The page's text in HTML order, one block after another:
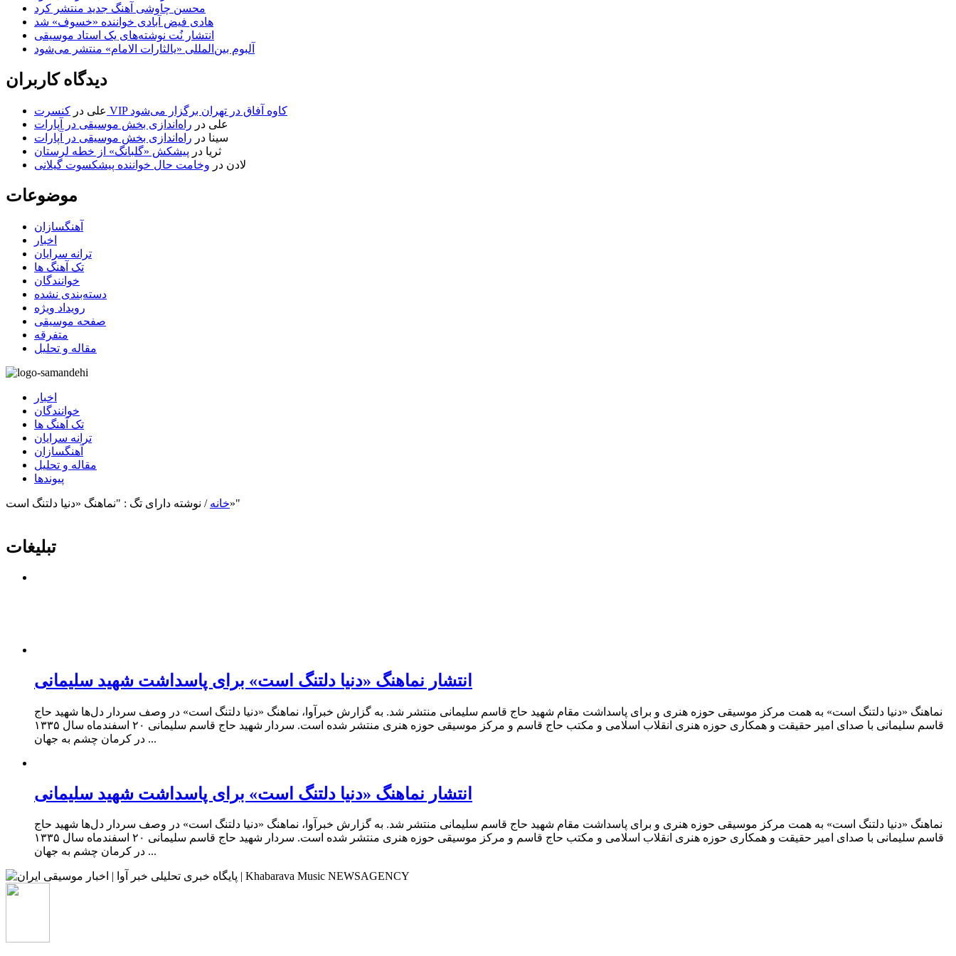
محسن چاوشی آهنگ جدید منتشر کرد
هادی فیض آبادی خواننده «خسوف» شد
انتشار نُت نوشته‌های یک استاد موسیقی
آلبوم بین‌المللی «یالثارات الامام» منتشر می‌شود
دیدگاه کاربران
علی در
کنسرت VIP کاوه آفاق در تهران برگزار می‌شود
علی در راه‌اندازی بخش موسیقی در آپارات
سینا در راه‌اندازی بخش موسیقی در آپارات
ثریا در پیشکش «گلبانگ» از خطه لرستان
لادن در وخامت حال خواننده پیشکسوت گیلانی
موضوعات
آهنگسازان
اخبار
ترانه سرایان
تک آهنگ ها
خوانندگان
دسته‌بندی نشده
رویداد ویژه
صفحه موسیقی
متفرقه
مقاله و تحلیل
اخبار
خوانندگان
تک آهنگ ها
ترانه سرایان
آهنگسازان
مقاله و تحلیل
پیوندها
خانه / نوشته دارای تگ : "نماهنگ «دنیا دلتنگ است»"
تبلیغات
انتشار نماهنگ «دنیا دلتنگ است» برای پاسداشت شهید سلیمانی
نماهنگ «دنیا دلتنگ است» به همت مرکز موسیقی حوزه هنری و برای پاسداشت مقام شهید حاج قاسم سلیمانی منتشر شد. به گزارش خبرآوا، نماهنگ «دنیا دلتنگ است» در وصف سردار دل‌ها شهید حاج
قاسم سلیمانی با صدای امیر حقیقت و همکاری حوزه هنری انقلاب اسلامی و مکتب حاج قاسم و مرکز موسیقی حوزه هنری منتشر شده است. سردار شهید حاج قاسم سلیمانی ۲۰ اسفندماه سال ۱۳۳۵
در کرمان چشم به جهان ...
انتشار نماهنگ «دنیا دلتنگ است» برای پاسداشت شهید سلیمانی
نماهنگ «دنیا دلتنگ است» به همت مرکز موسیقی حوزه هنری و برای پاسداشت مقام شهید حاج قاسم سلیمانی منتشر شد. به گزارش خبرآوا، نماهنگ «دنیا دلتنگ است» در وصف سردار دل‌ها شهید حاج
قاسم سلیمانی با صدای امیر حقیقت و همکاری حوزه هنری انقلاب اسلامی و مکتب حاج قاسم و مرکز موسیقی حوزه هنری منتشر شده است. سردار شهید حاج قاسم سلیمانی ۲۰ اسفندماه سال ۱۳۳۵
در کرمان چشم به جهان ...